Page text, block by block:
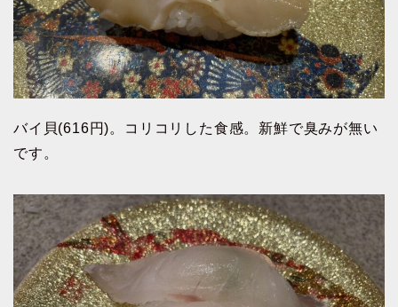
バイ貝(616円)。コリコリした食感。新鮮で臭みが無い
です。